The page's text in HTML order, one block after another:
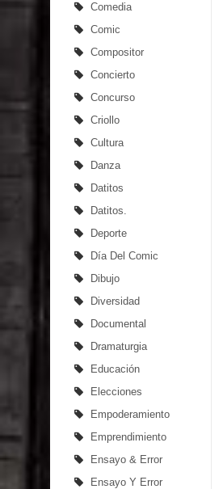
Comedia
Comic
Compositor
Concierto
Concurso
Criollo
Cultura
Danza
Datitos
Datitos.
Deporte
Día Del Comic
Dibujo
Diversidad
Documental
Dramaturgia
Educación
Elecciones
Empoderamiento
Emprendimiento
Ensayo & Error
Ensayo Y Error